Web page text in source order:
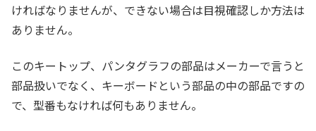
ければなりませんが、できない場合は目視確認しか方法は
ありません。
このキートップ、パンタグラフの部品はメーカーで言うと
部品扱いでなく、キーボードという部品の中の部品ですの
で、型番もなければ何もありません。